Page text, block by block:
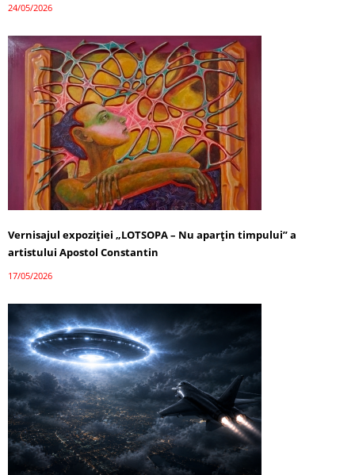
24/05/2026
Vernisajul expoziției „LOTSOPA – Nu aparțin timpului” a
artistului Apostol Constantin
17/05/2026